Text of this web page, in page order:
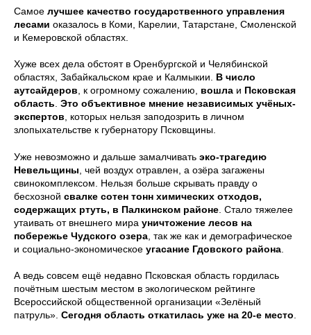
Самое лучшее качество государственного управления
лесами оказалось в Коми, Карелии, Татарстане, Смоленской
и Кемеровской областях.
Хуже всех дела обстоят в Оренбургской и Челябинской
областях, Забайкальском крае и Калмыкии. В число
аутсайдеров , к огромному сожалению, вошла и Псковская
область Это объективное мнение независимых учёных-
экспертов , которых нельзя заподозрить в личном
злопыхательстве к губернатору Псковщины.
Уже невозможно и дальше замалчивать эко-трагедию
Невельщины , чей воздух отравлен, а озёра загажены
свинокомплексом. Нельзя больше скрывать правду о
бесхозной свалке сотен тонн химических отходов,
содержащих ртуть, в Палкинском районе . Стало тяжелее
утаивать от внешнего мира уничтожение лесов на
побережье Чудского озера , так же как и демографическое
и социально-экономическое угасание Гдовского района
А ведь совсем ещё недавно Псковская область гордилась
почётным шестым местом в экологическом рейтинге
Всероссийской общественной организации «Зелёный
патруль». Сегодня область откатилась уже на 20-е место